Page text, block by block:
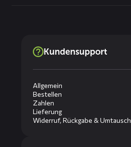
Kundensupport
Allgemein
Bestellen
Zahlen
Lieferung
Widerruf, Rückgabe & Umtausch